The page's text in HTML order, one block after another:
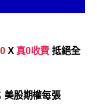
X 真0收費 抵絕全
美股期權每張